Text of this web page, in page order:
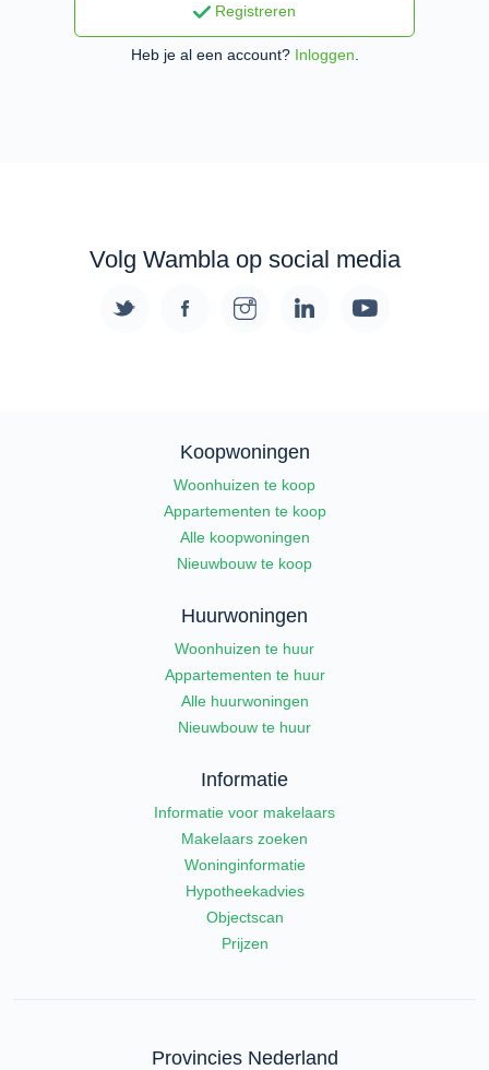
Registreren
Heb je al een account? Inloggen
Volg Wambla op social media
Koopwoningen
Woonhuizen te koop
Appartementen te koop
Alle koopwoningen
Nieuwbouw te koop
Huurwoningen
Woonhuizen te huur
Appartementen te huur
Alle huurwoningen
Nieuwbouw te huur
Informatie
Informatie voor makelaars
Makelaars zoeken
Woninginformatie
Hypotheekadvies
Objectscan
Prijzen
Provincies Nederland